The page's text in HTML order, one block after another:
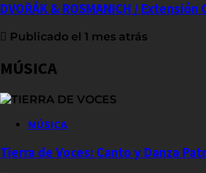
DVOŘÁK & ROSMANICH / Extensión
Publicado el 1 mes atrás
MÚSICA
MÚSICA
Tierra de Voces: Canto y Danza